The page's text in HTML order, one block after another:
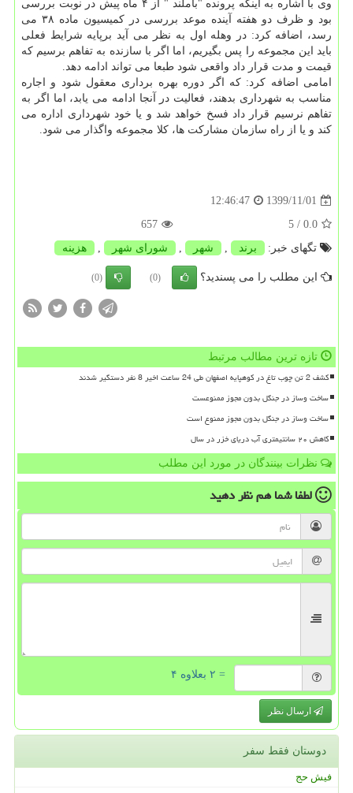
وی با اشاره به اینکه پرونده "باملند " از ۴ ماه پیش در نوبت بررسی
بود و ظرف دو هفته آینده موعد بررسی در کمیسیون ماده ۳۸ می
رسد، اضافه کرد: در وهله اول به نظر می آید برپایه شرایط فعلی
باید این مجموعه را پس بگیریم، اما اگر با سازنده به تفاهم برسیم که
قیمت و مدت قرار داد واقعی شود طبعا می تواند ادامه دهد.
امامی اضافه کرد: که اگر دوره بهره برداری معقول شود و اجاره
مناسب به شهرداری بدهند، فعالیت در آنجا ادامه می یابد، اما اگر به
تفاهم نرسیم قرار داد فسخ خواهد شد و یا خود شهرداری اداره می
کند و یا از راه سازمان مشارکت ها، کلا مجموعه واگذار می شود.
1399/11/01
12:46:47
0.0
/ 5
657
تگهای خبر:
برند , شهر , شورای شهر , هزینه
این مطلب را می پسندید؟ (0)
(0)
تازه ترین مطالب مرتبط
کشف 2 تن چوب تاغ در کوهپایه اصفهان طی 24 ساعت اخیر 8 نفر دستگیر شدند
ساخت وساز در جنگل بدون مجوز ممنوعست
ساخت وساز در جنگل بدون مجوز ممنوع است
کاهش ۲۰ سانتیمتری آب دریای خزر در سال
نظرات بینندگان در مورد این مطلب
لطفا شما همنظر دهید
= ۲ بعلاوه ۴
ارسال نظر
دوستان فقط سفر
فیش حج